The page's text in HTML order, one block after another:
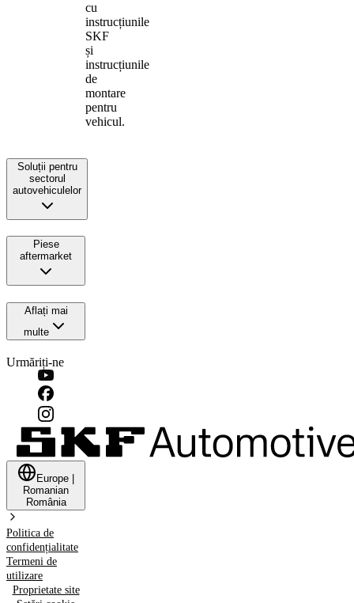
cu
instrucțiunile
SKF
și
instrucțiunile
de
montare
pentru
vehicul.
Soluții pentru
sectorul
autovehiculelor
Piese
aftermarket
Aflați mai
multe
Urmăriți-ne
Europe
Romanian
România
Politica de
confidențialitate
Termeni de
utilizare
Proprietate site